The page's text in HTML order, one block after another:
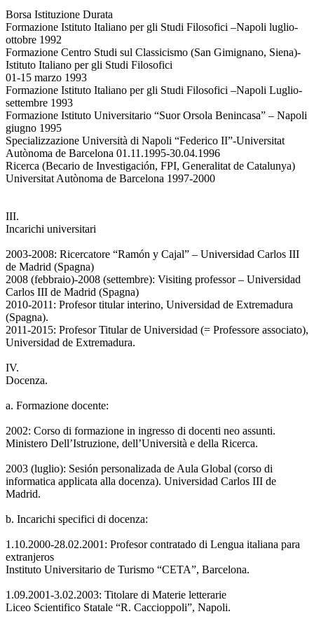
Borsa Istituzione Durata
Formazione Istituto Italiano per gli Studi Filosofici –Napoli luglio-
ottobre 1992
Formazione Centro Studi sul Classicismo (San Gimignano, Siena)-
Istituto Italiano per gli Studi Filosofici
01-15 marzo 1993
Formazione Istituto Italiano per gli Studi Filosofici –Napoli Luglio-
settembre 1993
Formazione Istituto Universitario “Suor Orsola Benincasa” – Napoli
giugno 1995
Specializzazione Università di Napoli “Federico II”-Universitat
Autònoma de Barcelona 01.11.1995-30.04.1996
Ricerca (Becario de Investigación, FPI, Generalitat de Catalunya)
Universitat Autònoma de Barcelona 1997-2000
III.
Incarichi universitari
2003-2008: Ricercatore “Ramón y Cajal” – Universidad Carlos III
de Madrid (Spagna)
2008 (febbraio)-2008 (settembre): Visiting professor – Universidad
Carlos III de Madrid (Spagna)
2010-2011: Profesor titular interino, Universidad de Extremadura
(Spagna).
2011-2015: Profesor Titular de Universidad (= Professore associato),
Universidad de Extremadura.
IV.
Docenza.
a. Formazione docente:
2002: Corso di formazione in ingresso di docenti neo assunti.
Ministero Dell’Istruzione, dell’Università e della Ricerca.
2003 (luglio): Sesión personalizada de Aula Global (corso di
informatica applicata alla docenza). Universidad Carlos III de
Madrid.
b. Incarichi specifici di docenza:
1.10.2000-28.02.2001: Profesor contratado di Lengua italiana para
extranjeros
Instituto Universitario de Turismo “CETA”, Barcelona.
1.09.2001-3.02.2003: Titolare di Materie letterarie
Liceo Scientifico Statale “R. Caccioppoli”, Napoli.